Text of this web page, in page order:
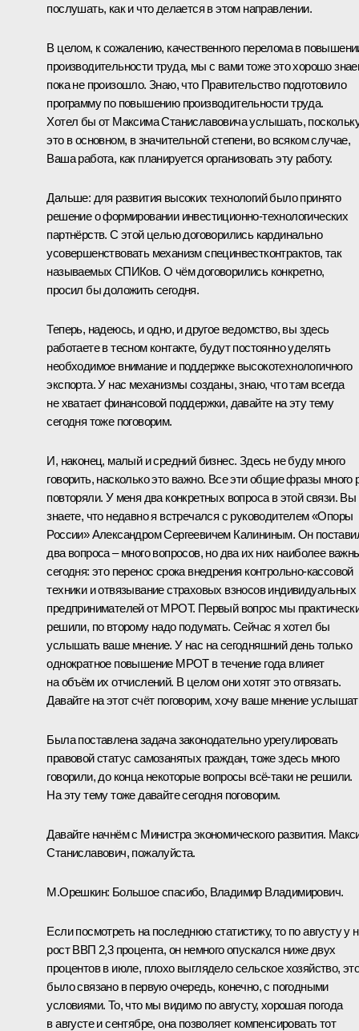
послушать, как и что делается в этом направлении.
В целом, к сожалению, качественного перелома в
производительности труда, мы с вами тоже это хорошо
пока не произошло. Знаю, что Правительство подготовило
программу по повышению производительности труда.
Хотел бы от Максима Станиславовича услышать,
это в основном, в значительной степени, во всяком случае,
Ваша работа, как планируется организовать эту работу.
Дальше: для развития высоких технологий было принято
решение о формировании инвестиционно-технологических
партнёрств. С этой целью договорились кардинально
усовершенствовать механизм специнвестконтрактов, так
называемых СПИКов. О чём договорились конкретно,
просил бы доложить сегодня.
Теперь, надеюсь, и одно, и другое ведомство, вы здесь
работаете в тесном контакте, будут постоянно уделять
необходимое внимание и поддержке высокотехнологичного
экспорта. У нас механизмы созданы, знаю, что там всегда
не хватает финансовой поддержки, давайте на эту тему
сегодня тоже поговорим.
И, наконец, малый и средний бизнес. Здесь не буду много
говорить, насколько это важно. Все эти общие фразы много
повторяли. У меня два конкретных вопроса в этой связи. Вы
знаете, что недавно я встречался с руководителем «Опоры
России» Александром Сергеевичем Калининым. Он
два вопроса – много вопросов, но два их них наиболее
сегодня: это перенос срока внедрения контрольно-кассовой
техники и отвязывание страховых взносов индивидуальных
предпринимателей от МРОТ. Первый вопрос мы
решили, по второму надо подумать. Сейчас я хотел бы
услышать ваше мнение. У нас на сегодняшний день только
однократное повышение МРОТ в течение года влияет
на объём их отчислений. В целом они хотят это отвязать.
Давайте на этот счёт поговорим, хочу ваше мнение
Была поставлена задача законодательно урегулировать
правовой статус самозанятых граждан, тоже здесь много
говорили, до конца некоторые вопросы всё‑таки не решили.
На эту тему тоже давайте сегодня поговорим.
Давайте начнём с Министра экономического развития.
Станиславович, пожалуйста.
М.Орешкин: Большое спасибо, Владимир Владимирович.
Если посмотреть на последнюю статистику, то по августу у
рост ВВП 2,3 процента, он немного опускался ниже двух
процентов в июле, плохо выглядело сельское хозяйство,
было связано в первую очередь, конечно, с погодными
условиями. То, что мы видимо по августу, хорошая погода
в августе и сентябре, она позволяет компенсировать тот